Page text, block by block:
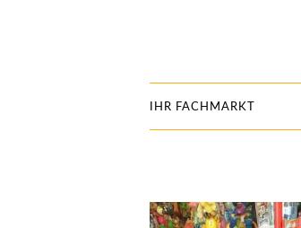
IHR FACHMARKT